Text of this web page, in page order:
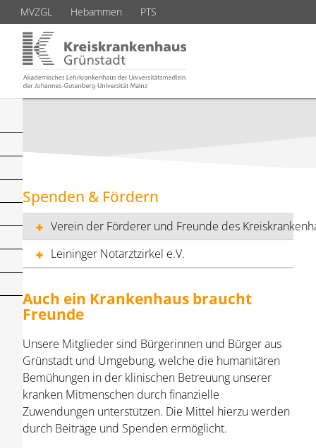
MVZGL Hebammen PTS
Spenden & Fördern
Verein der Förderer und Freunde des
Leininger Notarztzirkel e.V.
Auch ein Krankenhaus braucht
Freunde
Unsere Mitglieder sind Bürgerinnen und Bürger aus
Grünstadt und Umgebung, welche die humanitären
Bemühungen in der klinischen Betreuung unserer
kranken Mitmenschen durch finanzielle
Zuwendungen unterstützen. Die Mittel hierzu werden
durch Beiträge und Spenden ermöglicht.